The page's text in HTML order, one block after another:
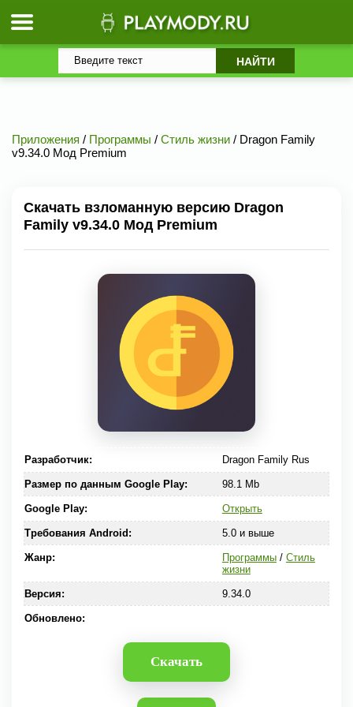
Приложения / Программы / Стиль жизни / Dragon Family
v9.34.0 Мод Premium
Скачать взломанную версию Dragon
Family v9.34.0 Мод Premium
Разработчик: Dragon Family Rus
Размер по данным Google Play: 98.1 Mb
Google Play: Открыть
Требования Android: 5.0 и выше
Жанр: Программы/ Стиль
жизни
Версия: 9.34.0
Обновлено:
Скачать